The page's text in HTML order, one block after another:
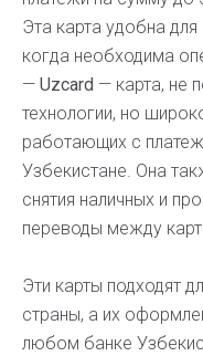
Эта карта удобна
когда необходима
— Uzcard — карта, не
технологии, но
работающих с
Узбекистане. Она
снятия наличных и
переводы между
Эти карты подходят
страны, а их
любом банке